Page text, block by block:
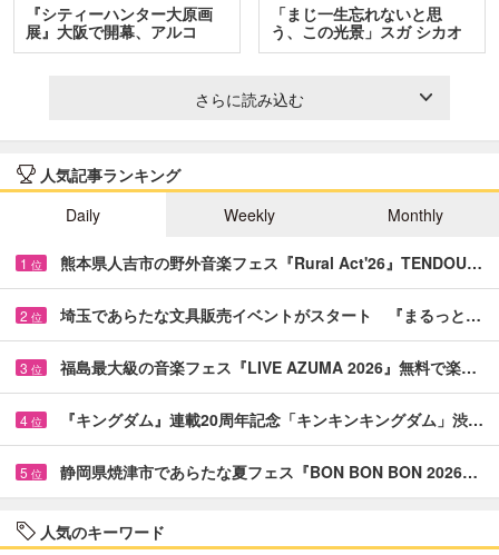
『シティーハンター大原画
展』大阪で開幕、アルコ
＆…
「まじ一生忘れないと思
う、この光景」スガ シカオ
と…
さらに読み込む
人気記事ランキング
Daily
Weekly Monthly
1 位 熊本県人吉市の野外音楽フェス『Rural Act'26』TENDOU…
2 位 埼玉であらたな文具販売イベントがスタート 『まるっと…
3 位 福島最大級の音楽フェス『LIVE AZUMA 2026』無料で楽…
4 位 『キングダム』連載20周年記念「キンキンキングダム」渋…
5 位 静岡県焼津市であらたな夏フェス『BON BON BON 2026…
人気のキーワード